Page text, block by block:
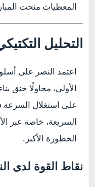
المعطيات منحت
التحليل
اعتمد النصر على
الأولى، محاولًا خنق
على استغلال السرعة
السريعة، خاصة عبر
الخطورة الأكبر.
نقاط القوة لدى